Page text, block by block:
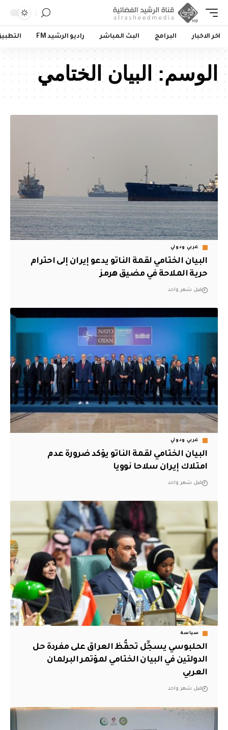
اخر الاخبار البرامج البث المباشر راديو الرشيد FM
الوسم: البيان الختامي
عربي ودولي
البيان الختامي لقمة الناتو يدعو إيران إلى احترام
حرية الملاحة في مضيق هرمز
قبل شهر واحد
عربي ودولي
البيان الختامي لقمة الناتو يؤكد ضرورة عدم
امتلاك إيران سلاحا نوويا
قبل شهر واحد
سياسة
الحلبوسي يسجِّل تحفُّظ العراق على مفردة حل
الدولتين في البيان الختامي لمؤتمر البرلمان
العربي
قبل شهر واحد